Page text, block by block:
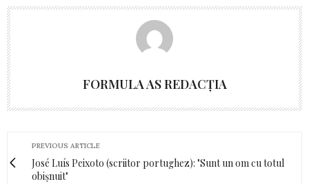
FORMULA AS REDACȚIA
PREVIOUS ARTICLE
José Luís Peixoto (scriitor portughez): "Sunt un om cu totul
obișnuit"